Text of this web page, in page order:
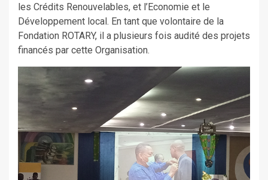
les Crédits Renouvelables, et l’Economie et le
Développement local. En tant que volontaire de la
Fondation ROTARY, il a plusieurs fois audité des projets
financés par cette Organisation.